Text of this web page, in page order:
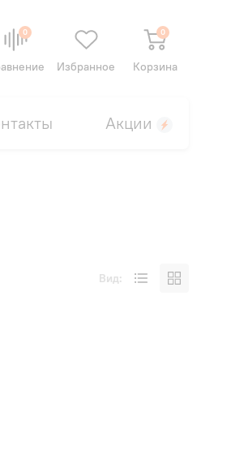
0
Избранное
0
Корзина
Акции
Вид: